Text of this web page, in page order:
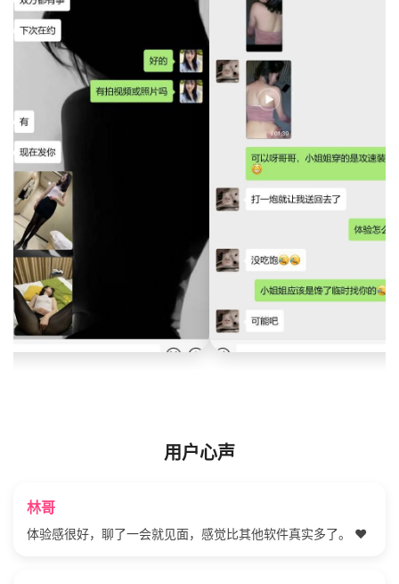
用户心声
林哥
体验感很好，聊了一会就见面，感觉比其他软件真实多了。 ❤️